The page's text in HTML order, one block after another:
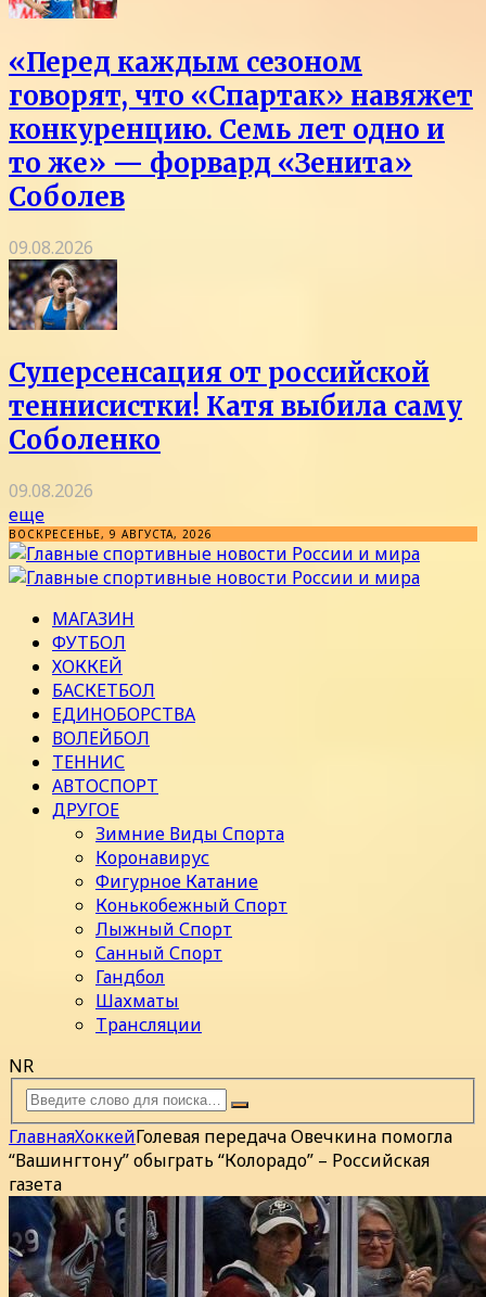
«Перед каждым сезоном
говорят, что «Спартак» навяжет
конкуренцию. Семь лет одно и
то же» — форвард «Зенита»
Соболев
09.08.2026
Суперсенсация от российской
теннисистки! Катя выбила саму
Соболенко
09.08.2026
еще
ВОСКРЕСЕНЬЕ, 9 АВГУСТА, 2026
МАГАЗИН
ФУТБОЛ
ХОККЕЙ
БАСКЕТБОЛ
ЕДИНОБОРСТВА
ВОЛЕЙБОЛ
ТЕННИС
АВТОСПОРТ
ДРУГОЕ
Зимние Виды Спорта
Коронавирус
Фигурное Катание
Конькобежный Спорт
Лыжный Спорт
Санный Спорт
Гандбол
Шахматы
Трансляции
NR
ГлавнаяХоккейГолевая передача Овечкина помогла
“Вашингтону” обыграть “Колорадо” – Российская
газета